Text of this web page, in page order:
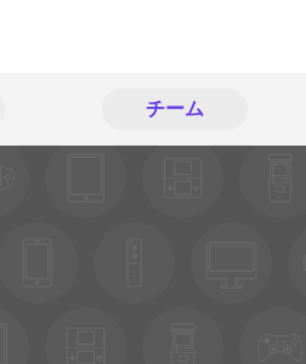
チーム